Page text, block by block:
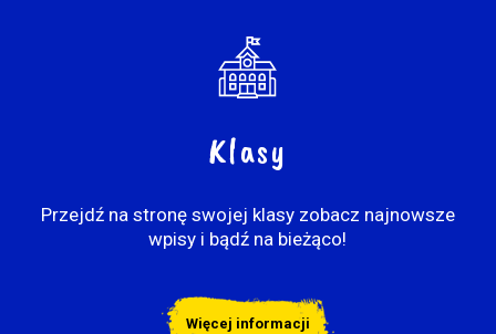
Klasy
Przejdź na stronę swojej klasy zobacz najnowsze
wpisy i bądź na bieżąco!
Więcej informacji